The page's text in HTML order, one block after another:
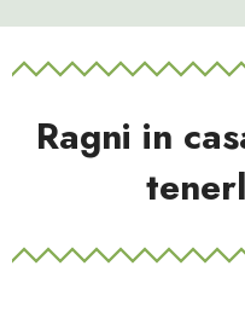
Ragni in